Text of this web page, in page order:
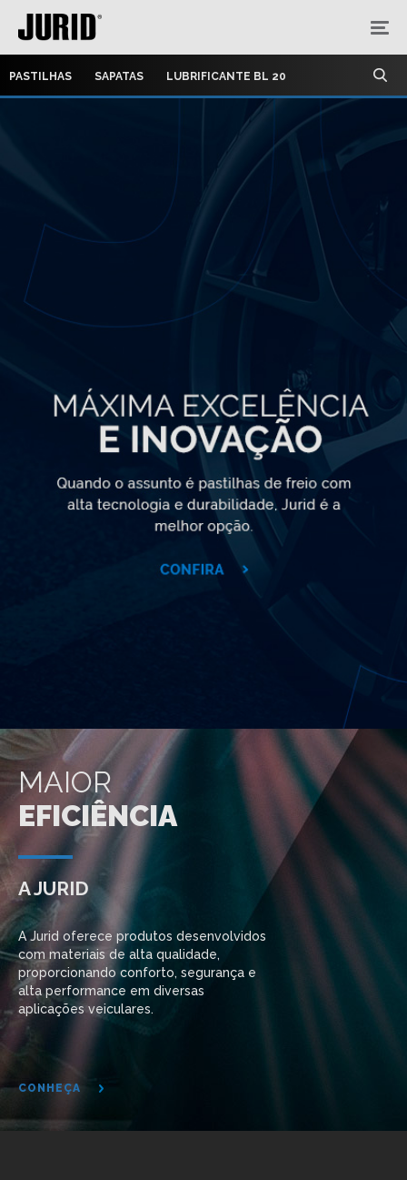
PASTILHAS SAPATAS LUBRIFICANTE BL 20
MAIOR
EFICIÊNCIA
A JURID
A Jurid oferece produtos desenvolvidos
com materiais de alta qualidade,
proporcionando conforto, segurança e
alta performance em diversas
aplicações veiculares.
CONHEÇA